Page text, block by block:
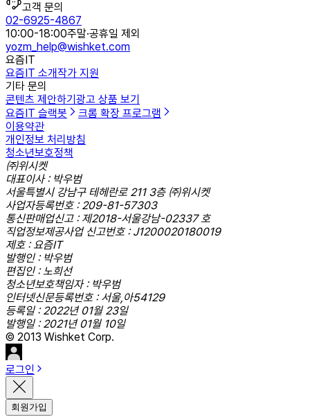
고객 문의
02-6925-4867
10:00-18:00주말·공휴일 제외
yozm_help@wishket.com
요즘IT
요즘IT 소개작가 지원
기타 문의
콘텐츠 제안하기 광고 상품 보기
요즘IT 슬랙봇
크롬 확장 프로그램
이용약관
개인정보 처리방침
청소년보호정책
㈜위시켓
대표이사 : 박우범
서울특별시 강남구 테헤란로 211 3층 ㈜위시켓
사업자등록번호 : 209-81-57303
통신판매업신고 : 제2018-서울강남-02337 호
직업정보제공사업 신고번호 : J1200020180019
제호 : 요즘IT
발행인 : 박우범
편집인 : 노희선
청소년보호책임자 : 박우범
인터넷신문등록번호 : 서울,아54129
등록일 : 2022년 01월 23일
발행일 : 2021년 01월 10일
© 2013 Wishket Corp.
로그인
회원가입